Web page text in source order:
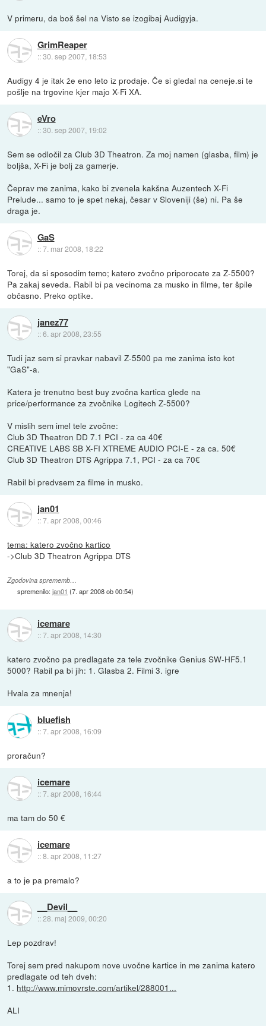
V primeru, da boš šel na Visto se izogibaj Audigyja.
GrimReaper
::30. sep 2007, 18:53
Audigy 4 je itak že eno leto iz prodaje. Če si gledal na ceneje.si te
pošlje na trgovine kjer majo X-Fi XA.
eVro
::30. sep 2007, 19:02
Sem se odločil za Club 3D Theatron. Za moj namen (glasba, film) je
boljša, X-Fi je bolj za gamerje.
Čeprav me zanima, kako bi zvenela kakšna Auzentech X-Fi
Prelude... samo to je spet nekaj, česar v Sloveniji (še) ni. Pa še
draga je.
GaS
::7. mar 2008, 18:22
Torej, da si sposodim temo; katero zvočno priporocate za Z-5500?
Pa zakaj seveda. Rabil bi pa vecinoma za musko in filme, ter špile
občasno. Preko optike.
janez77
::6. apr 2008, 23:55
Tudi jaz sem si pravkar nabavil Z-5500 pa me zanima isto kot
"GaS"-a.
Katera je trenutno best buy zvočna kartica glede na
price/performance za zvočnike Logitech Z-5500?
V mislih sem imel tele zvočne:
Club 3D Theatron DD 7.1 PCI - za ca 40€
CREATIVE LABS SB X-FI XTREME AUDIO PCI-E - za ca. 50€
Club 3D Theatron DTS Agrippa 7.1, PCI - za ca 70€
Rabil bi predvsem za filme in musko.
jan01
::7. apr 2008, 00:46
tema: katero zvočno kartico
->Club 3D Theatron Agrippa DTS
Zgodovina sprememb…
spremenilo:jan01 (7. apr 2008 ob 00:54)
icemare
::7. apr 2008, 14:30
katero zvočno pa predlagate za tele zvočnike Genius SW-HF5.1
5000? Rabil pa bi jih: 1. Glasba 2. Filmi 3. igre
Hvala za mnenja!
bluefish
::7. apr 2008, 16:09
proračun?
icemare
::7. apr 2008, 16:44
ma tam do 50 €
icemare
::8. apr 2008, 11:27
a to je pa premalo?
__Devil__
::28. maj 2009, 00:20
Lep pozdrav!
Torej sem pred nakupom nove uvočne kartice in me zanima katero
predlagate od teh dveh:
1. http://www.mimovrste.com/artikel/288001...
ALI